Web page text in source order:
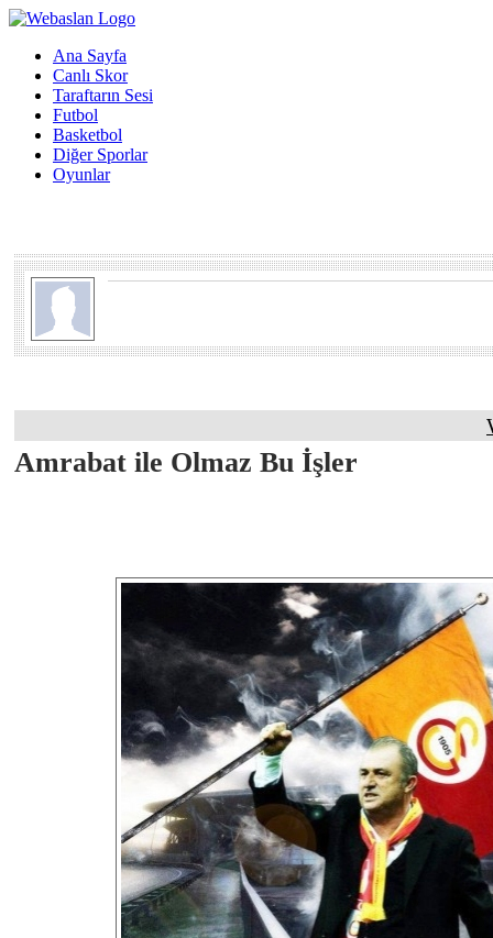
Ana Sayfa
Canlı Skor
Taraftarın Sesi
Futbol
Basketbol
Diğer Sporlar
Oyunlar
Amrabat ile Olmaz Bu İşler